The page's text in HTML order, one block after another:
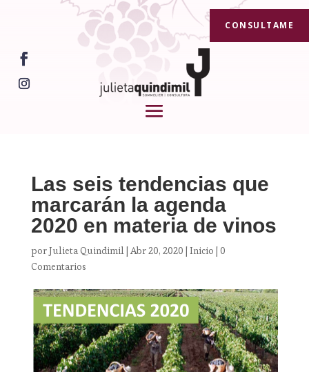
CONSULTAME
Las seis tendencias que
marcarán la agenda
2020 en materia de vinos
porJulieta Quindimil| Abr 20, 2020 | Inicio | 0
Comentarios